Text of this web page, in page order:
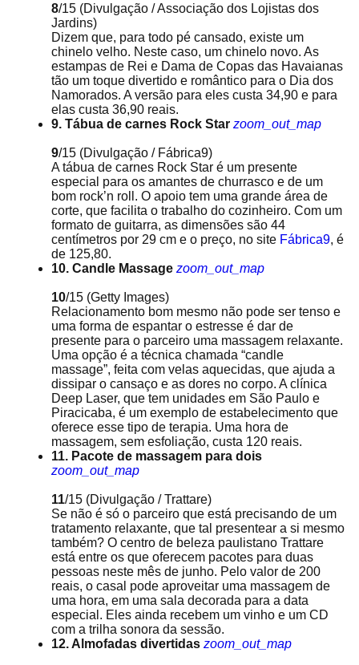
8/15 (Divulgação / Associação dos Lojistas dos
Jardins)
Dizem que, para todo pé cansado, existe um
chinelo velho. Neste caso, um chinelo novo. As
estampas de Rei e Dama de Copas das Havaianas
tão um toque divertido e romântico para o Dia dos
Namorados. A versão para eles custa 34,90 e para
elas custa 36,90 reais.
9. Tábua de carnes Rock Star zoom_out_map
9/15 (Divulgação / Fábrica9)
A tábua de carnes Rock Star é um presente
especial para os amantes de churrasco e de um
bom rock’n roll. O apoio tem uma grande área de
corte, que facilita o trabalho do cozinheiro. Com um
formato de guitarra, as dimensões são 44
centímetros por 29 cm e o preço, no site Fábrica9, é
de 125,80.
10. Candle Massage zoom_out_map
10/15 (Getty Images)
Relacionamento bom mesmo não pode ser tenso e
uma forma de espantar o estresse é dar de
presente para o parceiro uma massagem relaxante.
Uma opção é a técnica chamada “candle
massage”, feita com velas aquecidas, que ajuda a
dissipar o cansaço e as dores no corpo. A clínica
Deep Laser, que tem unidades em São Paulo e
Piracicaba, é um exemplo de estabelecimento que
oferece esse tipo de terapia. Uma hora de
massagem, sem esfoliação, custa 120 reais.
11. Pacote de massagem para dois
zoom_out_map
11/15 (Divulgação / Trattare)
Se não é só o parceiro que está precisando de um
tratamento relaxante, que tal presentear a si mesmo
também? O centro de beleza paulistano Trattare
está entre os que oferecem pacotes para duas
pessoas neste mês de junho. Pelo valor de 200
reais, o casal pode aproveitar uma massagem de
uma hora, em uma sala decorada para a data
especial. Eles ainda recebem um vinho e um CD
com a trilha sonora da sessão.
12. Almofadas divertidas zoom_out_map